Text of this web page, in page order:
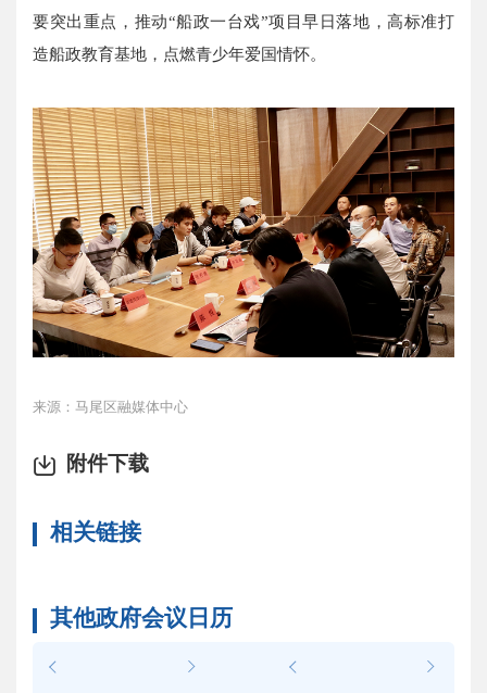
要突出重点，推动“船政一台戏”项目早日落地，高标准打
造船政教育基地，点燃青少年爱国情怀。
来源：马尾区融媒体中心
附件下载
相关链接
其他政府会议日历